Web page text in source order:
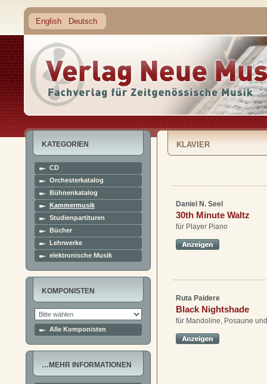
English Deutsch
KATEGORIEN
CD
Orchesterkatalog
Bühnenkatalog
Kammermusik
Studienpartituren
Bücher
Lehrwerke
elektronische Musik
KOMPONISTEN
Alle Komponisten
…MEHR INFORMATIONEN
KLAVIER
Daniel N. Seel
30th Minute Waltz
für Player Piano
Ruta Paidere
Black Nightshade
für Mandoline, Posaune